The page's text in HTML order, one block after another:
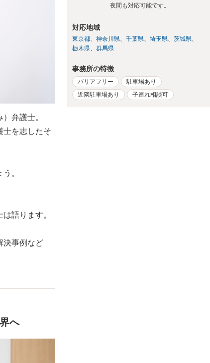
弁護士。
士を志したそ
。
語ります。
決事例など
へ
夜間も対応可能です。
対応地域
東京都 神奈川県 千葉県 埼玉県
茨城県
栃木県
群馬県
事務所の特徴
バリアフリー
駐車場あり
近隣駐車場あり
子連れ相談可